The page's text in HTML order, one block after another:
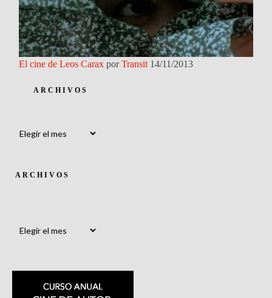
El cine de Leos Carax porTransit 14/11/2013
ARCHIVOS
ARCHIVOS